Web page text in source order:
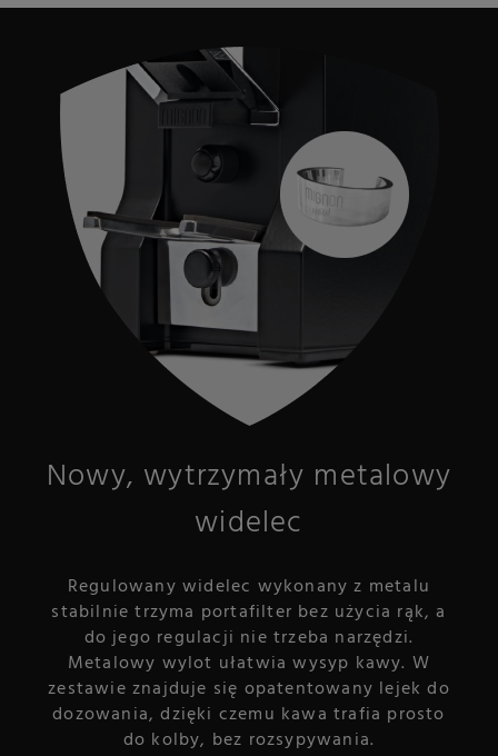
Nowy, wytrzymały metalowy
widelec
Regulowany widelec wykonany z metalu
stabilnie trzyma portafilter bez użycia rąk, a
do jego regulacji nie trzeba narzędzi.
Metalowy wylot ułatwia wysyp kawy. W
zestawie znajduje się opatentowany lejek do
dozowania, dzięki czemu kawa trafia prosto
do kolby, bez rozsypywania.